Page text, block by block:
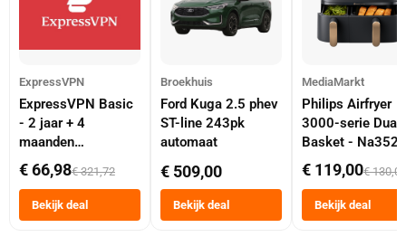
ExpressVPN
ExpressVPN Basic
- 2 jaar + 4
maanden
abonnement
€ 66,98€ 321,72
Bekijk deal
Broekhuis
Ford Kuga 2.5 phev
ST-line 243pk
automaat
€ 509,00
Bekijk deal
MediaMarkt
Philips Airfryer
3000-serie Dual
Basket -
Dubbele Mand 9
Tot 6 Personen
Heteluchtfriteuse
Zwart
€ 119,00€ 130,00
Bekijk deal